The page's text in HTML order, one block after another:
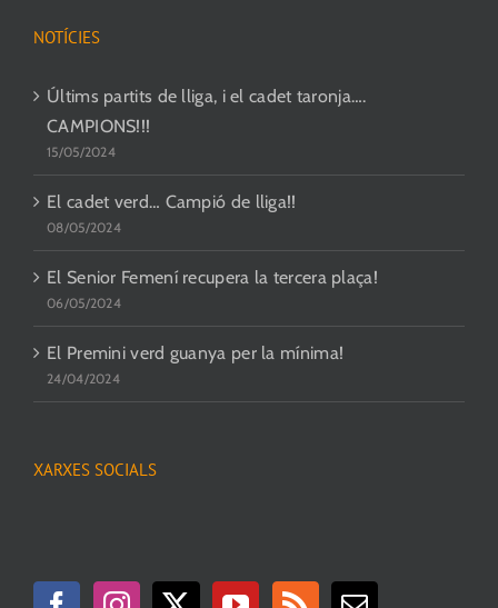
NOTÍCIES
Últims partits de lliga, i el cadet taronja….
CAMPIONS!!!
15/05/2024
El cadet verd… Campió de lliga!!
08/05/2024
El Senior Femení recupera la tercera plaça!
06/05/2024
El Premini verd guanya per la mínima!
24/04/2024
XARXES SOCIALS